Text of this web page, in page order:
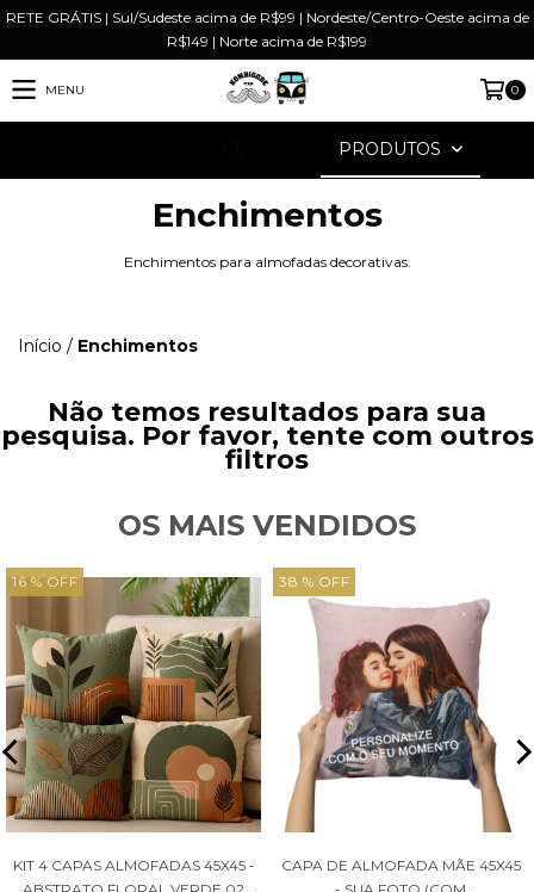
RETE GRÁTIS | Sul/Sudeste acima de R$99 | Nordeste/Centro-Oeste acima de
R$149 | Norte acima de R$199
MENU 0
PRODUTOS
Enchimentos
Enchimentos para almofadas decorativas.
Início / Enchimentos
Não temos resultados para sua
pesquisa. Por favor, tente com outros
filtros
OS MAIS VENDIDOS
16 % OFF
KIT 4 CAPAS ALMOFADAS 45X45 -
38 % OFF
CAPA DE ALMOFADA MÃE 45X45